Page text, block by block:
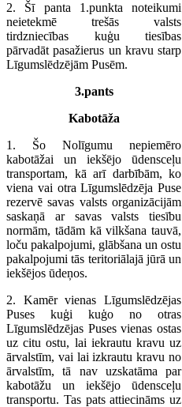
2. Šī panta 1.punkta noteikumi
neietekmē trešās valsts
tirdzniecības kuģu tiesības
pārvadāt pasažierus un kravu starp
Līgumslēdzējām Pusēm.
3.pants
Kabotāža
1. Šo Nolīgumu nepiemēro
kabotāžai un iekšējo ūdensceļu
transportam, kā arī darbībām, ko
viena vai otra Līgumslēdzēja Puse
rezervē savas valsts organizācijām
saskaņā ar savas valsts tiesību
normām, tādām kā vilkšana tauvā,
loču pakalpojumi, glābšana un ostu
pakalpojumi tās teritoriālajā jūrā un
iekšējos ūdeņos.
2. Kamēr vienas Līgumslēdzējas
Puses kuģi kuģo no otras
Līgumslēdzējas Puses vienas ostas
uz citu ostu, lai iekrautu kravu uz
ārvalstīm, vai lai izkrautu kravu no
ārvalstīm, tā nav uzskatāma par
kabotāžu un iekšējo ūdensceļu
transportu. Tas pats attiecināms uz